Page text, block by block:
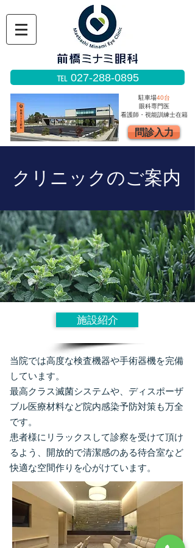
℡ 027-288-0895
駐車場40台
眼科専門医
看護師・視能訓練士在籍
問診入力
​クリニックのご案内
施設紹介
当院では高度な検査機器や手術器機を完備
しています。
最高クラス滅菌システムや、ディスポーザ
ブル医療材料など院内感染予防対策も万全
です。
​患者様にリラックスして診察を受けて頂け
るよう、開放的で清潔感のある待合室など
快適な空間作りを心がけています。